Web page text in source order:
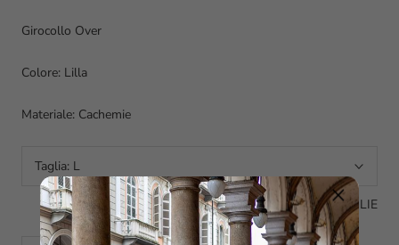
Girocollo Over
Colore: Lilla
Materiale: Cachemie
Taglia: L
GUIDA ALLE TAGLIE